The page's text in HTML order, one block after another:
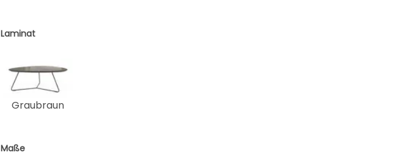
Laminat
Graubraun
Maße